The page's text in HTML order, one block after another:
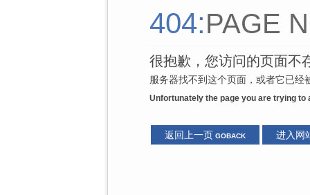
404:PAGE
很抱歉，您访问的页面不
服务器找不到这个页面，或者它已经
Unfortunately the page you are trying
返回上一页 GOBACK 进入网